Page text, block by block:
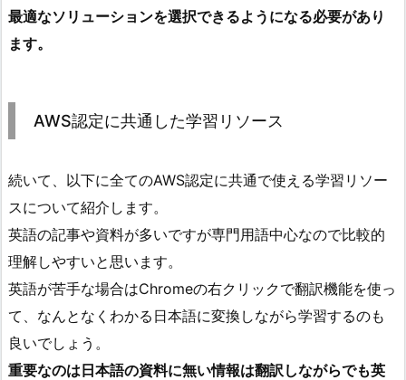
最適なソリューションを選択できるようになる必要があり
ます。
AWS認定に共通した学習リソース
続いて、以下に全てのAWS認定に共通で使える学習リソー
スについて紹介します。
英語の記事や資料が多いですが専門用語中心なので比較的
理解しやすいと思います。
英語が苦手な場合はChromeの右クリックで翻訳機能を使っ
て、なんとなくわかる日本語に変換しながら学習するのも
良いでしょう。
重要なのは日本語の資料に無い情報は翻訳しながらでも英